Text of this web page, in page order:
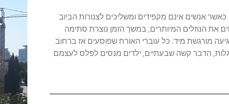
אנשים אינם מקפידים ומשליכים לצנורות הביוב
את הנוזלים המיותרים, במשך הזמן נוצרת סתימה
מורגשת מיד. כל עוברי האורח שפוסעים אז ברחוב
הדבר קשה שבעתיים, ילדים מנסים לפלס לעצמם